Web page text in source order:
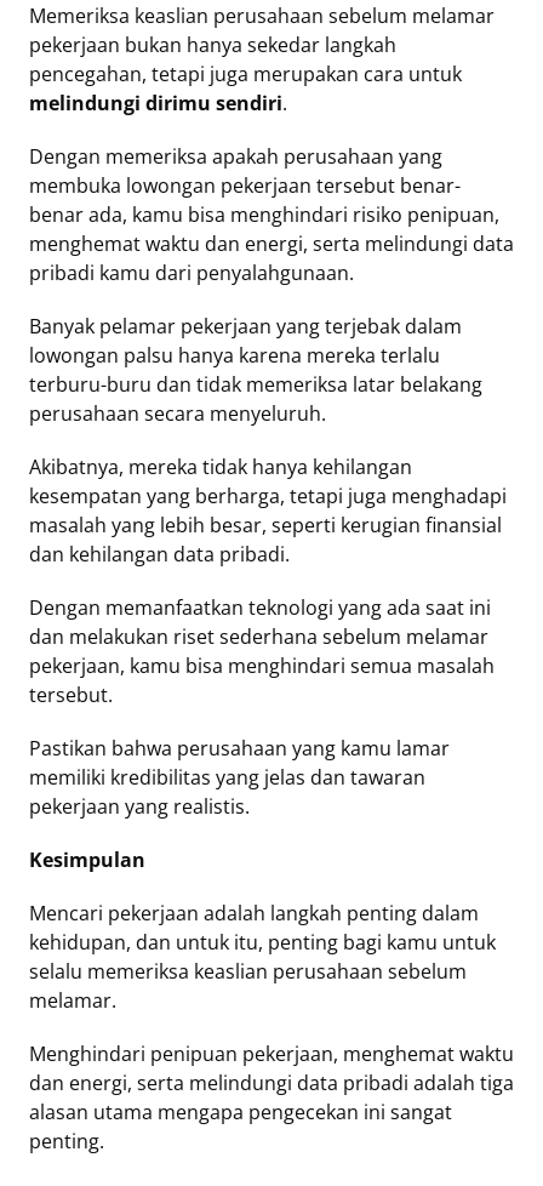
Memeriksa keaslian perusahaan sebelum melamar
pekerjaan bukan hanya sekedar langkah
pencegahan, tetapi juga merupakan cara untuk
melindungi dirimu sendiri.
Dengan memeriksa apakah perusahaan yang
membuka lowongan pekerjaan tersebut benar-
benar ada, kamu bisa menghindari risiko penipuan,
menghemat waktu dan energi, serta melindungi data
pribadi kamu dari penyalahgunaan.
Banyak pelamar pekerjaan yang terjebak dalam
lowongan palsu hanya karena mereka terlalu
terburu-buru dan tidak memeriksa latar belakang
perusahaan secara menyeluruh.
Akibatnya, mereka tidak hanya kehilangan
kesempatan yang berharga, tetapi juga menghadapi
masalah yang lebih besar, seperti kerugian finansial
dan kehilangan data pribadi.
Dengan memanfaatkan teknologi yang ada saat ini
dan melakukan riset sederhana sebelum melamar
pekerjaan, kamu bisa menghindari semua masalah
tersebut.
Pastikan bahwa perusahaan yang kamu lamar
memiliki kredibilitas yang jelas dan tawaran
pekerjaan yang realistis.
Kesimpulan
Mencari pekerjaan adalah langkah penting dalam
kehidupan, dan untuk itu, penting bagi kamu untuk
selalu memeriksa keaslian perusahaan sebelum
melamar.
Menghindari penipuan pekerjaan, menghemat waktu
dan energi, serta melindungi data pribadi adalah tiga
alasan utama mengapa pengecekan ini sangat
penting.